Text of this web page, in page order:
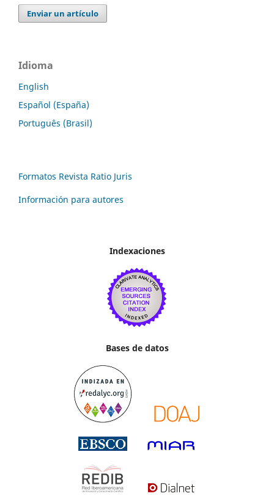
Enviar un artículo
Idioma
English
Español (España)
Português (Brasil)
Formatos Revista Ratio Juris
Información para autores
Indexaciones
Bases de datos